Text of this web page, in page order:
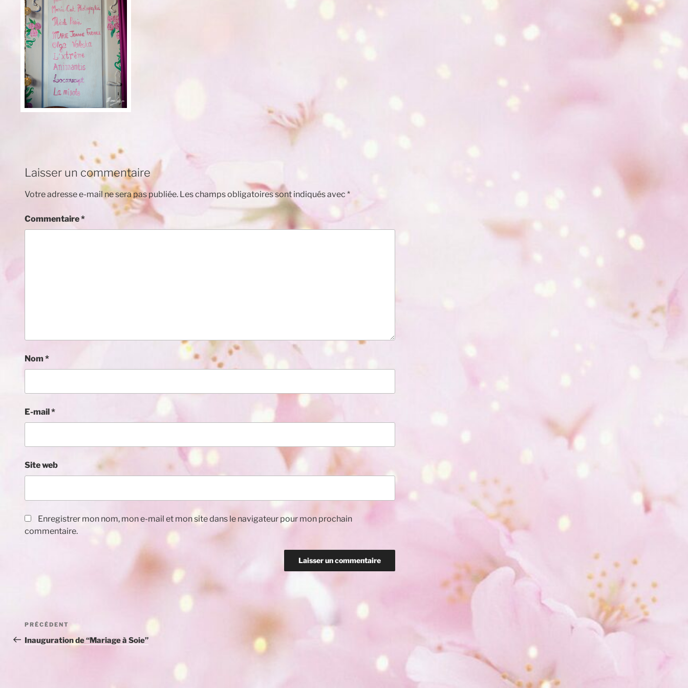
Laisser un commentaire
Votre adresse e-mail ne sera pas publiée. Les champs obligatoires sont indiqués avec *
Commentaire*
Nom *
E-mail*
Site web
Enregistrer mon nom, mon e-mail et mon site dans le navigateur pour mon prochain
commentaire.
Navigation
de
Article
précédent
PRÉCÉDENT
Inauguration de “Mariage à Soie”